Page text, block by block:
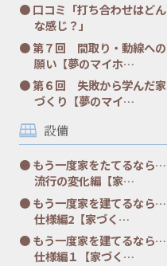
口コミ「打ち合わせはどん
な感じ？」
第７回 間取り・動線への
願い【夢のマイホ…
第６回 失敗から学んだ家
づくり【夢のマイ…
設備
もう一度家をたてるなら…
流行の変化編【家…
もう一度家を建てるなら…
仕様編2【家づく…
もう一度家を建てるなら…
仕様編１【家づく…